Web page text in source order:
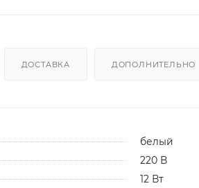
ДОСТАВКА ДОПОЛНИТЕЛЬНО
белый
220 В
12 Вт